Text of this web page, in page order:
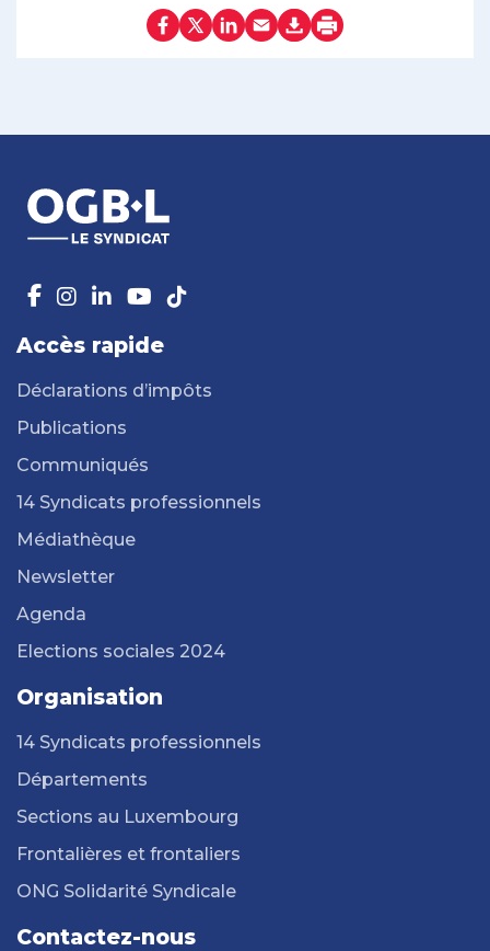
Accès rapide
Déclarations d’impôts
Publications
Communiqués
14 Syndicats professionnels
Médiathèque
Newsletter
Agenda
Elections sociales 2024
Organisation
14 Syndicats professionnels
Départements
Sections au Luxembourg
Frontalières et frontaliers
ONG Solidarité Syndicale
Contactez-nous